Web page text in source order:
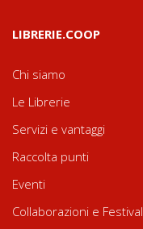
LIBRERIE.COOP
Chi siamo
Le Librerie
Servizi e vantaggi
Raccolta punti
Eventi
Collaborazioni e Festival